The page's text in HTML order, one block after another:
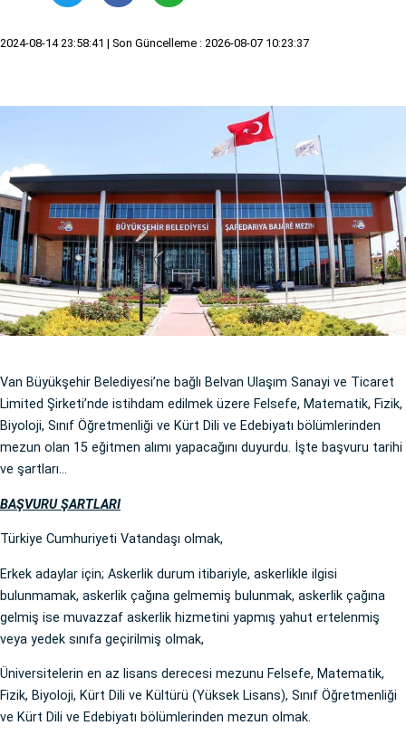
2024-08-14 23:58:41 | Son Güncelleme : 2026-08-07 10:23:37
Van Büyükşehir Belediyesi’ne bağlı Belvan Ulaşım Sanayi ve Ticaret
Limited Şirketi’nde istihdam edilmek üzere Felsefe, Matematik, Fizik,
Biyoloji, Sınıf Öğretmenliği ve Kürt Dili ve Edebiyatı bölümlerinden
mezun olan 15 eğitmen alımı yapacağını duyurdu. İşte başvuru tarihi
ve şartları…
BAŞVURU ŞARTLARI
Türkiye Cumhuriyeti Vatandaşı olmak,
Erkek adaylar için; Askerlik durum itibariyle, askerlikle ilgisi
bulunmamak, askerlik çağına gelmemiş bulunmak, askerlik çağına
gelmiş ise muvazzaf askerlik hizmetini yapmış yahut ertelenmiş
veya yedek sınıfa geçirilmiş olmak,
Üniversitelerin en az lisans derecesi mezunu Felsefe, Matematik,
Fizik, Biyoloji, Kürt Dili ve Kültürü (Yüksek Lisans), Sınıf Öğretmenliği
ve Kürt Dili ve Edebiyatı bölümlerinden mezun olmak.